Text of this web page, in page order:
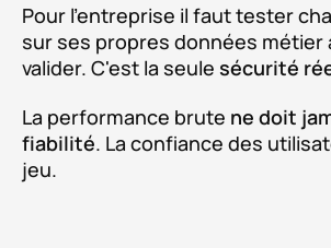
Pour l'entreprise il faut tester
sur ses propres données métier
valider. C'est la seule sécurité
La performance brute ne doit
fiabilité. La confiance des
jeu.